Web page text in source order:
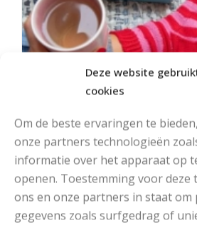
Deze website
cookies
Om de beste ervaringen te
onze partners technologieën
informatie over het apparaat op
openen. Toestemming voor deze
ons en onze partners in staat om
gegevens zoals surfgedrag of